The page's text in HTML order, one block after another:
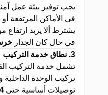
يجب توفير بيئة عمل
في الأماكن المرتفعة
يشترط ألا يزيد
في حال كان الجدار
3. نطاق خدمة التركيب
تشمل خدمة التركيب
تركيب الوحدة الداخلية
توصيلات أساسية حتى4